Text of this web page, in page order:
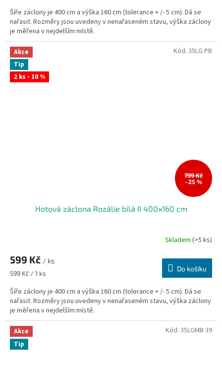
Šíře záclony je 400 cm a výška 160 cm (tolerance + /- 5 cm). Dá se
nařasit. Rozměry jsou uvedeny v nenařaseném stavu, výška záclony
je měřena v nejdelším místě.
Akce
Tip
2 ks - 10 %
799 Kč
–25 %
Hotová záclona Rozálie bílá II 400x160 cm
Skladem (>5 ks)
599 Kč / ks
Měrná
599 Kč / 1 ks
Do košíku
Šíře záclony je 400 cm a výška 160 cm (tolerance + /- 5 cm). Dá se
nařasit. Rozměry jsou uvedeny v nenařaseném stavu, výška záclony
je měřena v nejdelším místě.
Kód: 35LG PB
Akce
Tip
Kód: 35LGMB 39